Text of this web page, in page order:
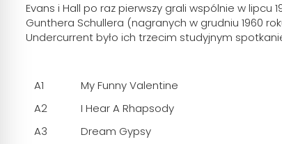
Evans i Hall po raz pierwszy grali wspólnie w lipcu
Gunthera Schullera (nagranych w grudniu 1960
Undercurrent było ich trzecim studyjnym
A1
My Funny Valentine
A2
I Hear A Rhapsody
A3
Dream Gypsy